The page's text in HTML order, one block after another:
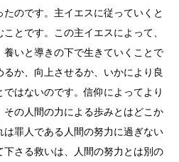
のです。主イエスに従っていくと
とです。この主イエスによって、
いと導きの下で生きていくことで
か、向上させるか、いかにより良
はないのです。信仰によってより
その人間の力による歩みとはどこか
罪人である人間の努力に過ぎない
さる救いは、人間の努力とは別の